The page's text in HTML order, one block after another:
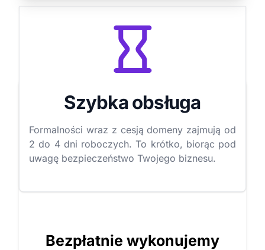
Szybka obsługa
Formalności wraz z cesją domeny zajmują od
2 do 4 dni roboczych. To krótko, biorąc pod
uwagę bezpieczeństwo Twojego biznesu.
Bezpłatnie wykonujemy